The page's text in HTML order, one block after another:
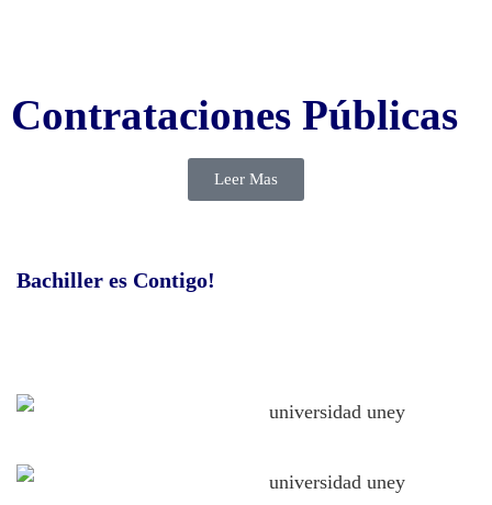
Contrataciones Públicas
Leer Mas
Bachiller es Contigo!